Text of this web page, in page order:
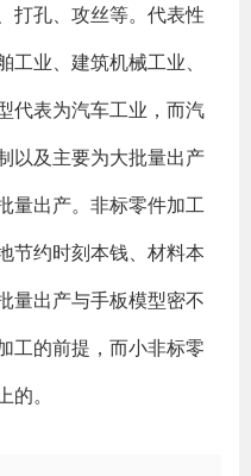
打孔、攻丝等。代表性
业、建筑机械工业、
代表为汽车工业，而汽
以及主要为大批量出产
量出产。非标零件加工
节约时刻本钱、材料本
量出产与手板模型密不
工的前提，而小非标零
。